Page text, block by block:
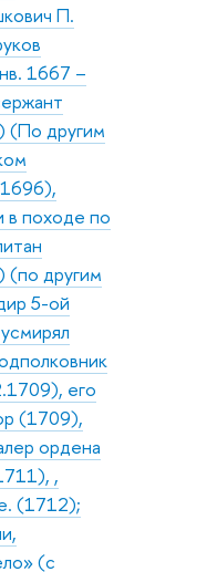
П.
1667 –
(По другим
в походе по
(по другим
5-ой
его
(1709),
ордена
,
(1712);
(с